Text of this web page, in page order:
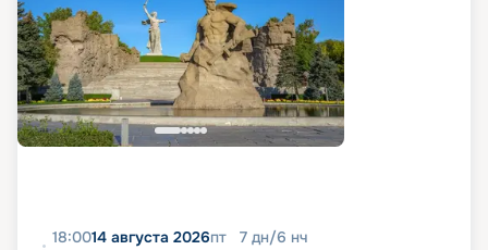
18:0014 августа 2026пт 7 дн/6 нч